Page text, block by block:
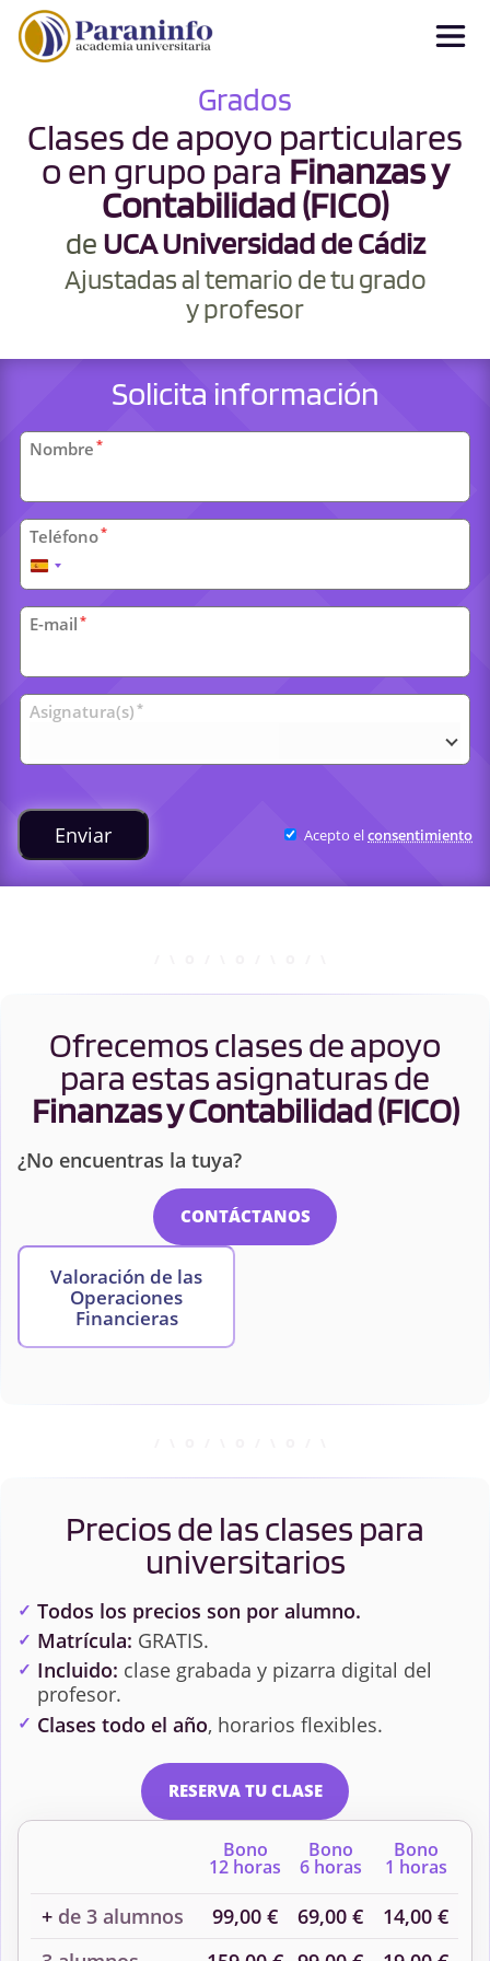
Grados
Clases de apoyo particulares
o en grupo paraFinanzas y
Contabilidad (FICO)
de UCA Universidad de Cádiz
Ajustadas al temario de tu grado
y profesor
Solicita información
Datos
personales
Nombre *
Teléfono*
España
+34
E-mail *
Clases
universitarias
Asignatura(s) *
Enviar Acepto elconsentimiento
Ofrecemos clases de apoyo
para estas asignaturas de
Finanzas y Contabilidad (FICO)
¿No encuentras la tuya?
CONTÁCTANOS
Valoración de las
Operaciones
Financieras
Precios de las clases para
universitarios
Todos los precios son por alumno.
Matrícula: GRATIS.
Incluido: clase grabada y pizarra digital del
profesor.
Clases todo el año, horarios flexibles.
RESERVA TU CLASE
Bono
12 horas
Bono
6 horas
Bono
1 horas
+ de 3 alumnos 99,00 € 69,00 €
14,00 €